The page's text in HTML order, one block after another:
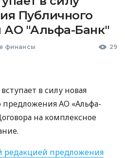
Публичного
АО "Альфа-Банк"
финансы 29
в силу новая
предложения АО «Альфа-
на комплексное
редакцией предложения